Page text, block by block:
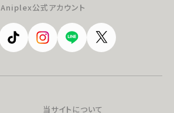
Aniplex公式アカウント
当サイトについて